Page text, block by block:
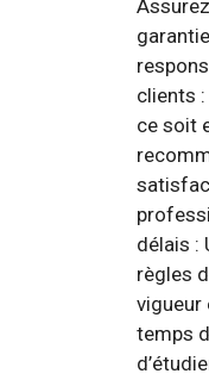
clients
ce soit
délais :
règles
vigueur
temps